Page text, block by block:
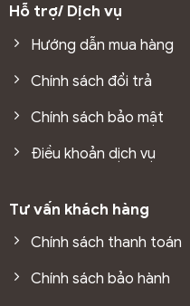
Hỗ trợ/ Dịch vụ
Hướng dẫn mua hàng
Chính sách đổi trả
Chính sách bảo mật
Điều khoản dịch vụ
Tư vấn khách hàng
Chính sách thanh toán
Chính sách bảo hành